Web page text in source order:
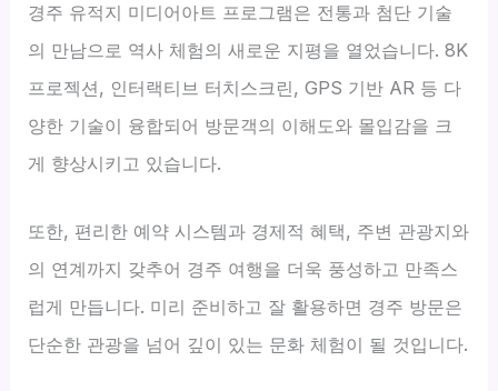
경주 유적지 미디어아트 프로그램은 전통과 첨단 기술
의 만남으로 역사 체험의 새로운 지평을 열었습니다. 8K
프로젝션, 인터랙티브 터치스크린, GPS 기반 AR 등 다
양한 기술이 융합되어 방문객의 이해도와 몰입감을 크
게 향상시키고 있습니다.
또한, 편리한 예약 시스템과 경제적 혜택, 주변 관광지와
의 연계까지 갖추어 경주 여행을 더욱 풍성하고 만족스
럽게 만듭니다. 미리 준비하고 잘 활용하면 경주 방문은
단순한 관광을 넘어 깊이 있는 문화 체험이 될 것입니다.